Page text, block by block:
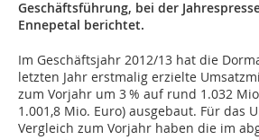
Geschäftsführung, bei der
Ennepetal berichtet.
Im Geschäftsjahr 2012/13 hat die
letzten Jahr erstmalig erzielte
zum Vorjahr um 3 % auf rund 1.032
1.001,8 Mio. Euro) ausgebaut. Für das
Vergleich zum Vorjahr haben die im